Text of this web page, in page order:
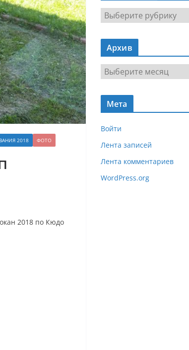
2018 ФОТО
2018 по Кюдо
Н
а
в
г
я
Архив
р
х
Мета
Войти
Лента записей
Лента комментариев
WordPress.org